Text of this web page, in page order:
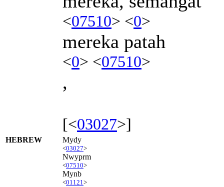
<07510> <0>
mereka patah
<0> <07510>
,
[<03027>]
HEBREW Mydy
<03027>
Nwyprm
<07510>
Mynb
<01121 >